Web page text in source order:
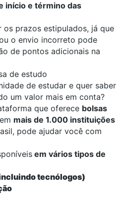
início e término das
os prazos estipulados, já que
o envio incorreto pode
de pontos adicionais na
de estudo
de estudar e quer saber
um valor mais em conta?
que oferece bolsas
em mais de 1.000 instituições
pode ajudar você com
em vários tipos de
tecnólogos)